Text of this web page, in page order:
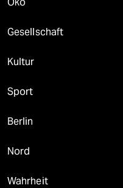
Gesellschaft
Kultur
Sport
Berlin
Nord
Wahrheit